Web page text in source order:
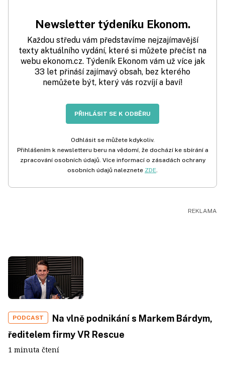
Newsletter týdeníku Ekonom.
Každou středu vám představíme nejzajímavější
texty aktuálního vydání, které si můžete přečíst na
webu ekonom.cz. Týdeník Ekonom vám už více jak
33 let přináší zajímavý obsah, bez kterého
nemůžete být, který vás rozvíjí a baví!
PŘIHLÁSIT SE K ODBĚRU
Odhlásit se můžete kdykoliv.
Přihlášením k newsletteru beru na vědomí, že dochází ke sbírání a
zpracování osobních údajů. Více informací o zásadách ochrany
osobních údajů naleznete ZDE.
PODCAST
Na vlně podnikání s Markem Bárdym,
ředitelem firmy VR Rescue
1 minuta čtení